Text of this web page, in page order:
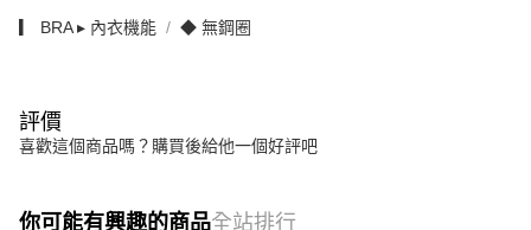
▎ BRA ▸ 內衣機能 ◆ 無鋼圈
評價
喜歡這個商品嗎？購買後給他一個好評吧
你可能有興趣的商品全站排行